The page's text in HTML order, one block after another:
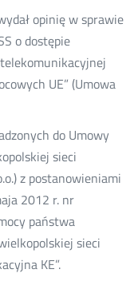
opinię w sprawie
o dostępie
UE” (Umowa
do Umowy
sieci
z postanowieniami
2012 r. nr
państwa
sieci
KE”.